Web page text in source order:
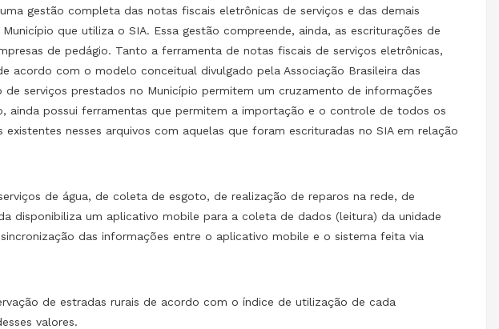
gestão completa das notas fiscais eletrônicas de serviços e das demais
que utiliza o SIA. Essa gestão compreende, ainda, as escriturações de
de pedágio. Tanto a ferramenta de notas fiscais de serviços eletrônicas,
acordo com o modelo conceitual divulgado pela Associação Brasileira das
de serviços prestados no Município permitem um cruzamento de informações
ainda possui ferramentas que permitem a importação e o controle de todos os
nesses arquivos com aquelas que foram escrituradas no SIA em relação
de água, de coleta de esgoto, de realização de reparos na rede, de
disponibiliza um aplicativo mobile para a coleta de dados (leitura) da unidade
das informações entre o aplicativo mobile e o sistema feita via
de estradas rurais de acordo com o índice de utilização de cada
valores.